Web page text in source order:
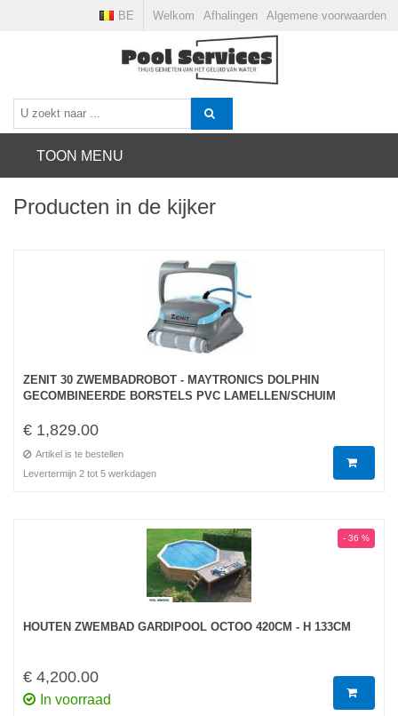
Welkom Afhalingen Algemene voorwaarden
BE
TOON MENU
Producten in de kijker
ZENIT 30 ZWEMBADROBOT - MAYTRONICS DOLPHIN
GECOMBINEERDE BORSTELS PVC LAMELLEN/SCHUIM
€ 1,829.00
Artikel is te bestellen
Levertermijn 2 tot 5 werkdagen
- 36 %
HOUTEN ZWEMBAD GARDIPOOL OCTOO 420CM - H 133CM
€ 4,200.00
In voorraad